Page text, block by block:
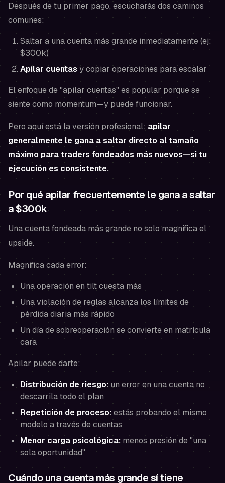
Después de tu primer pago, escucharás dos caminos
comunes:
Saltar a una cuenta más grande inmediatamente (ej:
$300k)
Apilar cuentas y copiar operaciones para escalar
El enfoque de "apilar cuentas" es popular porque se
siente como momentum—y puede funcionar.
Pero aquí está la versión profesional: apilar
generalmente le gana a saltar directo al tamaño
máximo para traders fondeados más nuevos—si tu
ejecución es consistente.
Por qué apilar frecuentemente le gana a saltar
a $300k
Una cuenta fondeada más grande no solo magnifica el
upside.
Magnifica cada error:
Una operación en tilt cuesta más
Una violación de reglas alcanza los límites de
pérdida diaria más rápido
Un día de sobreoperación se convierte en matrícula
cara
Apilar puede darte:
Distribución de riesgo: un error en una cuenta no
descarrila todo el plan
Repetición de proceso:estás probando el mismo
modelo a través de cuentas
Menor carga psicológica: menos presión de "una
sola oportunidad"
Cuándo una cuenta más grande sí tiene